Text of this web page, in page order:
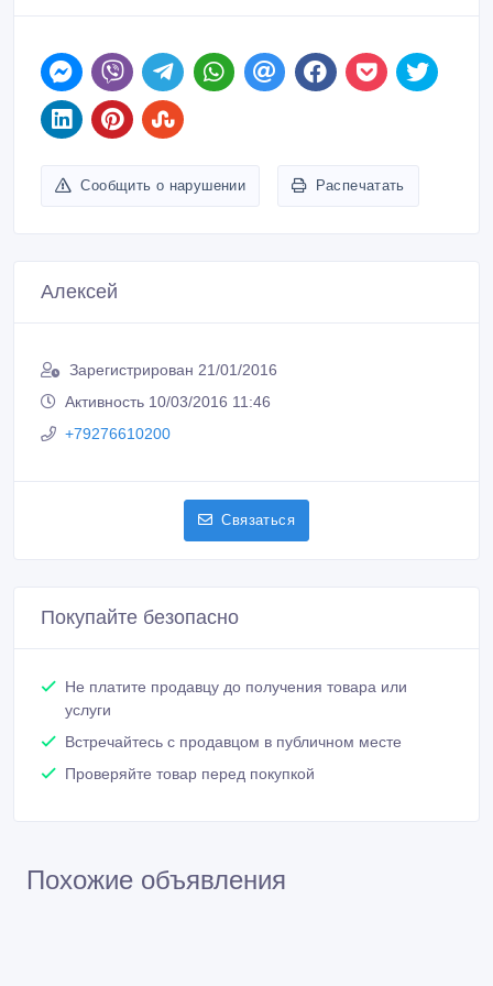
Сообщить о нарушении Распечатать
Алексей
Зарегистрирован 21/01/2016
Активность 10/03/2016 11:46
+79276610200
Связаться
Покупайте безопасно
Не платите продавцу до получения товара или
услуги
Встречайтесь с продавцом в публичном месте
Проверяйте товар перед покупкой
Похожие объявления